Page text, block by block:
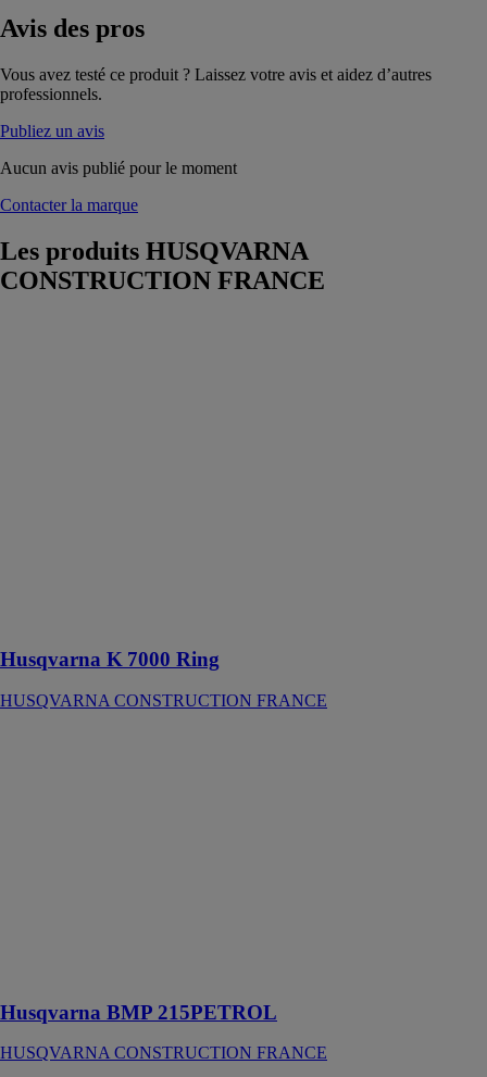
Avis des pros
Vous avez testé ce produit ? Laissez votre avis et aidez d’autres
professionnels.
Publiez un avis
Aucun avis publié pour le moment
Contacter la marque
Les produits HUSQVARNA
CONSTRUCTION FRANCE
Husqvarna K 7000 Ring
HUSQVARNA CONSTRUCTION FRANCE
Husqvarna BMP 215PETROL
HUSQVARNA CONSTRUCTION FRANCE